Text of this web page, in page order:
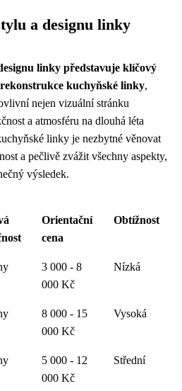
a designu linky
linky představuje klíčový
kuchyňské linky,
nejen vizuální stránku
a atmosféru na dlouhá léta
linky je nezbytné věnovat
a pečlivě zvážit všechny aspekty,
výsledek.
Orientační
cena
Obtížnost
3 000 - 8
000 Kč
Nízká
8 000 - 15
000 Kč
Vysoká
5 000 - 12
000 Kč
Střední